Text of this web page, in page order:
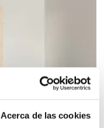
Acerca de las cookies